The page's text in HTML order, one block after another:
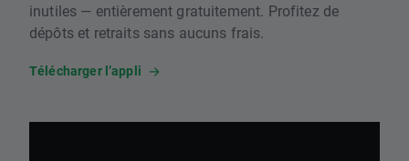
inutiles — entièrement gratuitement. Profitez de
dépôts et retraits sans aucuns frais.
Télécharger l’appli